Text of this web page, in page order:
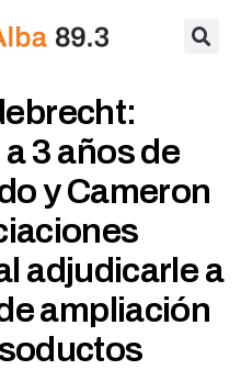
3 años de
y Cameron
adjudicarle a
ampliación